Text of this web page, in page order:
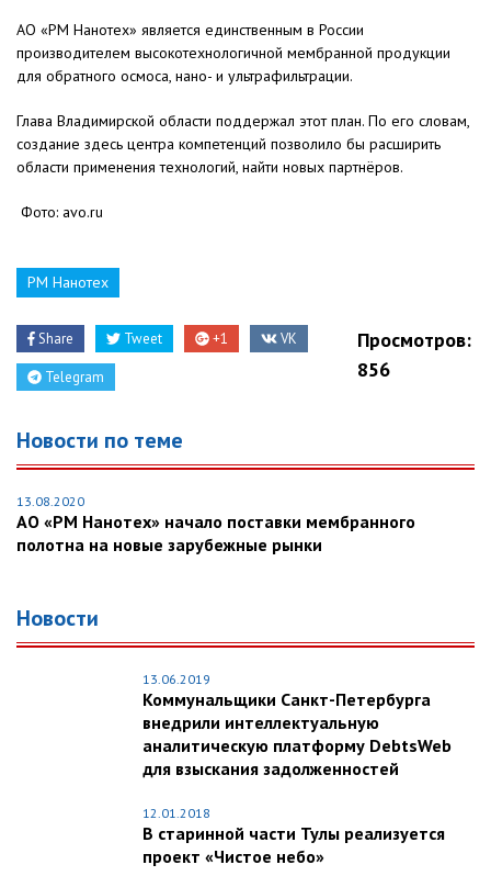
АО «РМ Нанотех» является единственным в России
производителем высокотехнологичной мембранной продукции
для обратного осмоса, нано- и ультрафильтрации.
Глава Владимирской области поддержал этот план. По его словам,
создание здесь центра компетенций позволило бы расширить
области применения технологий, найти новых партнёров.
Фото: avo.ru
РМ Нанотех
Share Tweet +1 VK
Telegram
Просмотров:
856
Новости по теме
13.08.2020
АО «РМ Нанотех» начало поставки мембранного
полотна на новые зарубежные рынки
Новости
13.06.2019
Коммунальщики Санкт-Петербурга
внедрили интеллектуальную
аналитическую платформу DebtsWeb
для взыскания задолженностей
12.01.2018
В старинной части Тулы реализуется
проект «Чистое небо»